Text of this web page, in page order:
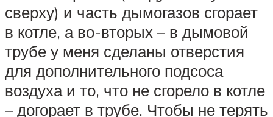
сверху) и часть дымогазов сгорает
в котле, а во-вторых – в дымовой
трубе у меня сделаны отверстия
для дополнительного подсоса
воздуха и то, что не сгорело в котле
– догорает в трубе. Чтобы не терять